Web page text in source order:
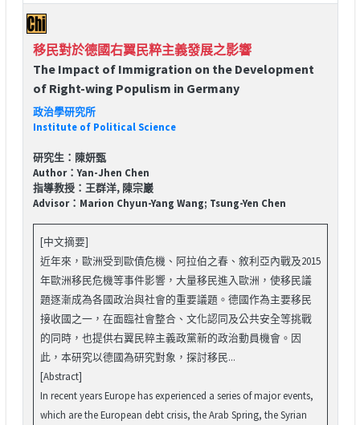
移民對於德國右翼民粹主義發展之影響
The Impact of Immigration on the Development
of Right-wing Populism in Germany
政治學研究所
Institute of Political Science
研究生：陳妍甄
Author：Yan-Jhen Chen
指導教授：王群洋, 陳宗巖
Advisor：Marion Chyun-Yang Wang; Tsung-Yen Chen
[中文摘要]
近年來，歐洲受到歐債危機、阿拉伯之春、敘利亞內戰及2015
年歐洲移民危機等事件影響，大量移民進入歐洲，使移民議
題逐漸成為各國政治與社會的重要議題。德國作為主要移民
接收國之一，在面臨社會整合、文化認同及公共安全等挑戰
的同時，也提供右翼民粹主義政黨新的政治動員機會。因
此，本研究以德國為研究對象，探討移民...
[Abstract]
In recent years Europe has experienced a series of major events,
which are the European debt crisis, the Arab Spring, the Syrian